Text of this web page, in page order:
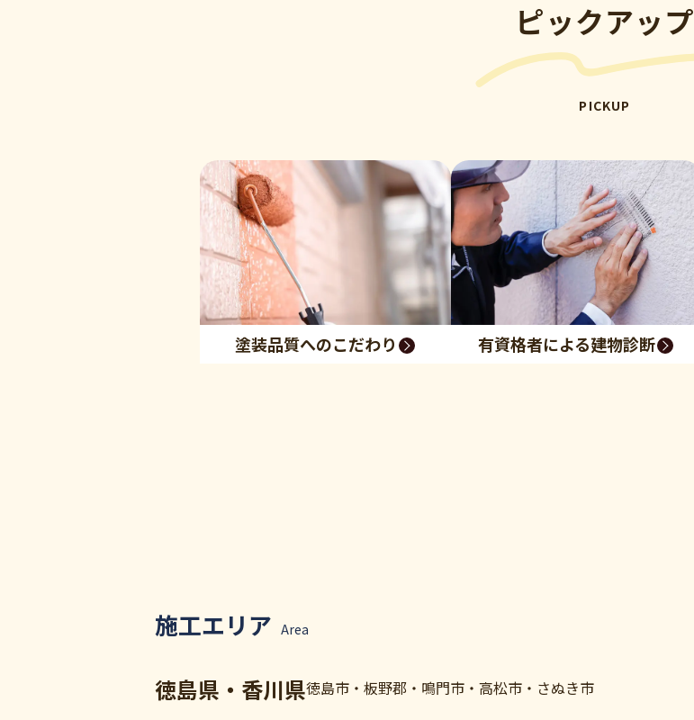
ピックアップ
PICKUP
塗装品質へのこだわり 有資格者による建物診断
施工エリア Area
徳島県・香川県徳島市・板野郡・鳴門市・高松市・さぬき市